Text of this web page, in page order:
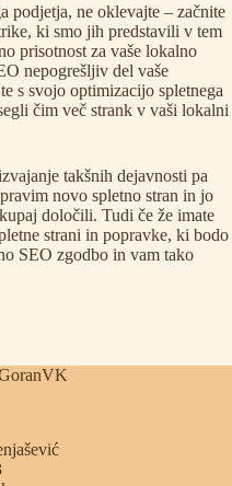
podjetja, ne oklevajte – začnite
ki smo jih predstavili v tem
prisotnost za vaše lokalno
nepogrešljiv del vaše
s svojo optimizacijo spletnega
čim več strank v vaši lokalni
takšnih dejavnosti pa
novo spletno stran in jo
določili. Tudi če že imate
strani in popravke, ki bodo
SEO zgodbo in vam tako